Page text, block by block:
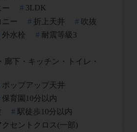
3LDK
ー
折上天井
吹抜
外水栓
耐震等級3
廊下・キッチン・トイレ・
ポップアップ天井
保育園10分以内
駅徒歩10分以内
クセントクロス(一部)